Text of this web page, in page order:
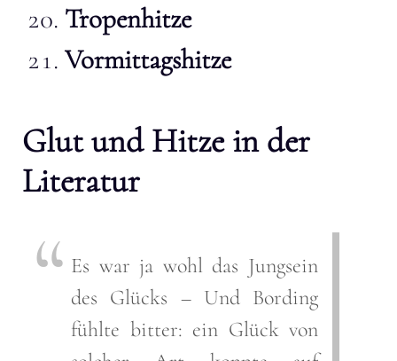
Tropenhitze
Vormittagshitze
Glut und Hitze in der
Literatur
Es war ja wohl das Jungsein
des Glücks – Und Bording
fühlte bitter: ein Glück von